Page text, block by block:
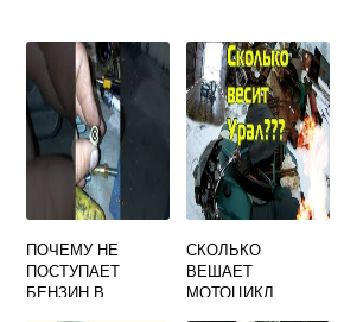
ПОЧЕМУ НЕ
ПОСТУПАЕТ
БЕНЗИН В
СКОЛЬКО
ВЕШАЕТ
МОТОЦИКЛ